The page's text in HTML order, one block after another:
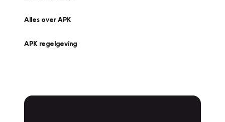
Alles over APK
APK regelgeving